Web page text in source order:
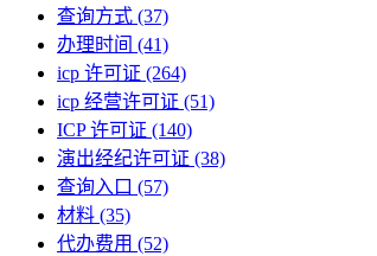
查询方式 (37)
办理时间 (41)
icp 许可证 (264)
icp 经营许可证 (51)
ICP 许可证 (140)
演出经纪许可证 (38)
查询入口 (57)
材料 (35)
代办费用 (52)